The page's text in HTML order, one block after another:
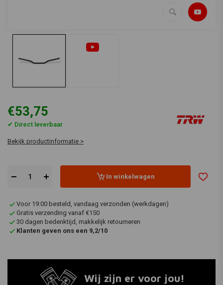
€53,75
✔ Direct leverbaar
Bekijk productinformatie >
In winkelwagen
Voor 19:00 besteld, vandaag verzonden (werkdagen)
Gratis verzending vanaf €150
30 dagen bedenktijd, makkelijk retourneren
Klanten geven ons een 9,2/10
Wij zijn er voor jou!